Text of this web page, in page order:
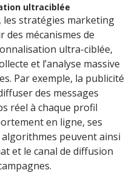
ultraciblée
les stratégies marketing
des mécanismes de
ultra-ciblée,
et l’analyse massive
Par exemple, la publicité
des messages
réel à chaque profil
en ligne, ses
peuvent ainsi
et le canal de diffusion